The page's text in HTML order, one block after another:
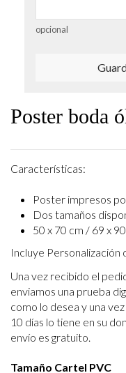
opcional
Poster boda
Características:
Poster impresos
Dos tamaños
50 x 70 cm / 69 x
Incluye Personalización
Una vez recibido el
enviamos una prueba
como lo desea y una
10 días lo tiene en su
envío es gratuito.
Tamaño Cartel PVC